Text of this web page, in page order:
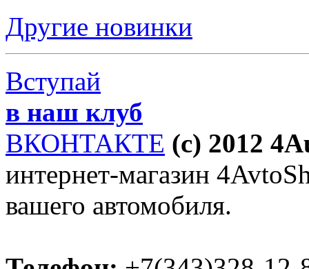
Другие новинки
Вступай
в наш клуб
ВКОНТАКТЕ (c) 2012
интернет-магазин
вашего автомобиля.